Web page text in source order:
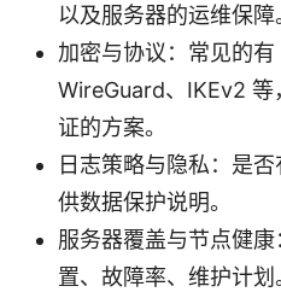
以及服务器的运维保障
加密与协议：常见的有
WireGuard、IKEv2
证的方案。
日志策略与隐私：是
供数据保护说明。
服务器覆盖与节点健
置、故障率、维护计划